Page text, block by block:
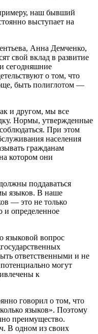
наш бывший
выступает на
Анна Демченко,
свой вклад в развитие
сегодняшние
о том, что
быть полиглотом —
и другом, мы все
Нормы, утвержденные
При этом
населения
гражданам
котором они
поддаваться
языков. В наше
— это не только
и определенное
языковой вопрос
ответственными и не
могут
к
говорил о том, что
языков». Поэтому
преимущество.
В одном из своих